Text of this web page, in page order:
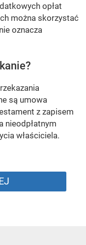
opłat
można skorzystać
oznacza
są umowa
z zapisem
nieodpłatnym
właściciela.